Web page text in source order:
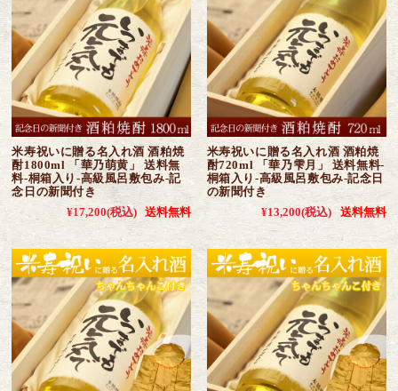
米寿祝いに贈る名入れ酒 酒粕焼
酎1800ml 「華乃萌黄」 送料無
料-桐箱入り-高級風呂敷包み-記
念日の新聞付き
¥17,200(税込) 送料無料
米寿祝いに贈る名入れ酒 酒粕焼
酎720ml 「華乃雫月」 送料無料-
桐箱入り-高級風呂敷包み-記念日
の新聞付き
¥13,200(税込) 送料無料